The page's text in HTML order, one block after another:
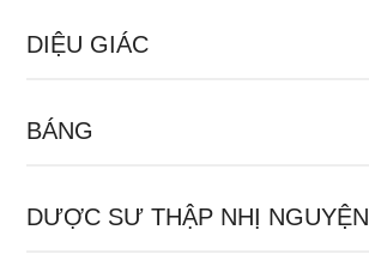
DIỆU GIÁC
BÁNG
DƯỢC SƯ THẬP NHỊ NGUYỆN